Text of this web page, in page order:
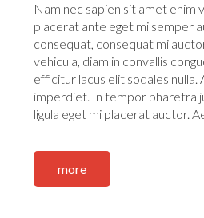
Nam nec sapien sit amet enim
placerat ante eget mi semper
consequat, consequat mi
vehicula, diam in convallis
efficitur lacus elit sodales nulla.
imperdiet. In tempor pharetra
ligula eget mi placerat auctor.
more